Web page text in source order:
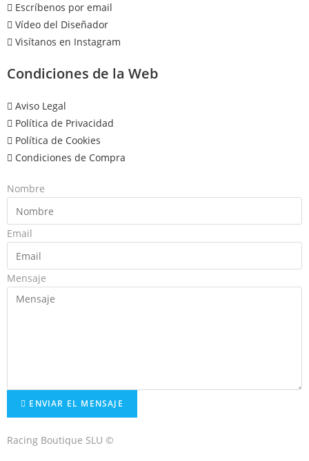
Escríbenos por email
Vídeo del Diseñador
Visítanos en Instagram
Condiciones de la Web
Aviso Legal
Política de Privacidad
Política de Cookies
Condiciones de Compra
Nombre
Email
Mensaje
ENVIAR EL MENSAJE
Racing Boutique SLU ©